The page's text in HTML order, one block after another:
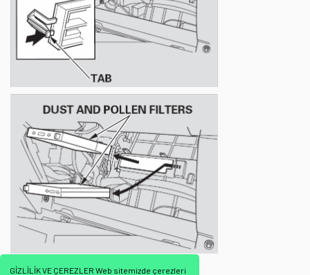
GİZLİLİK VE ÇEREZLER Web sitemizde çerezleri